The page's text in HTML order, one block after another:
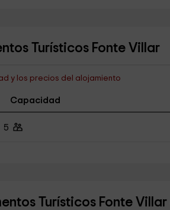
Turísticos Fonte Villar
y los precios del alojamiento
Capacidad
5
Turísticos Fonte Villar